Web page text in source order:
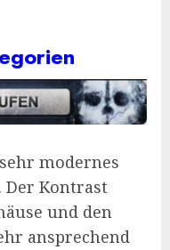
modernes
Kontrast
und den
ansprechend